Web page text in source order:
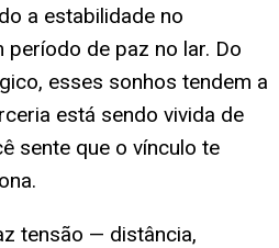
a estabilidade no
período de paz no lar. Do
esses sonhos tendem a
está sendo vivida de
sente que o vínculo te
tensão — distância,